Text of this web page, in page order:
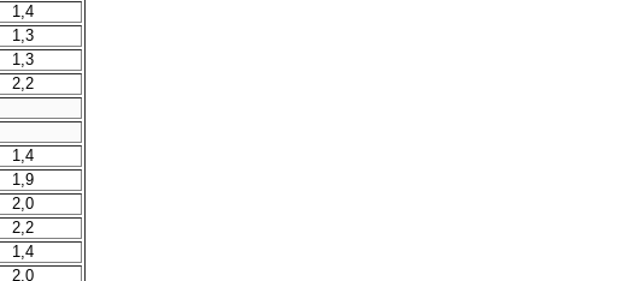
1,4
1,3
1,3
2,2
1,4
1,9
2,0
2,2
1,4
2,0